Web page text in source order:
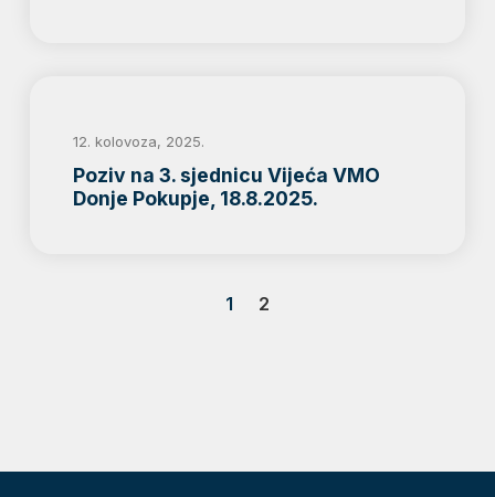
12. kolovoza, 2025.
Poziv na 3. sjednicu Vijeća VMO
Donje Pokupje, 18.8.2025.
1 2